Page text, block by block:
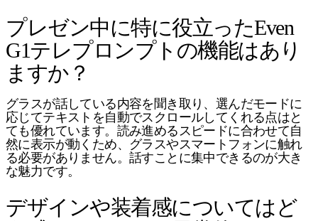
プレゼン中に特に役立ったEven
G1テレプロンプトの機能はあり
ますか？
グラスが話している内容を聞き取り、選んだモードに
応じてテキストを自動でスクロールしてくれる点はと
ても優れています。読み進めるスピードに合わせて自
然に表示が動くため、グラスやスマートフォンに触れ
る必要がありません。話すことに集中できるのが大き
な魅力です。
デザインや装着感についてはど